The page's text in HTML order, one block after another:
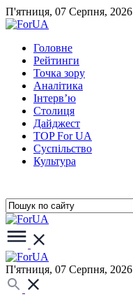
П'ятниця, 07 Серпня, 2026
Головне
Рейтинги
Точка зору
Аналітика
Інтерв’ю
Столиця
Дайджест
TOP For UA
Суспiльство
Культура
П'ятниця, 07 Серпня, 2026